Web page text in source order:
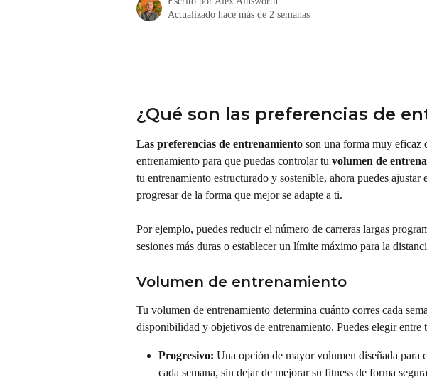
Actualizado hace más de 2 semanas
¿Qué son las preferencias de
Las preferencias de entrenamiento son una forma muy eficaz
entrenamiento para que puedas controlar tu volumen de
tu entrenamiento estructurado y sostenible, ahora puedes ajustar
progresar de la forma que mejor se adapte a ti.
Por ejemplo, puedes reducir el número de carreras largas
sesiones más duras o establecer un límite máximo para la
Volumen de entrenamiento
Tu volumen de entrenamiento determina cuánto corres cada
disponibilidad y objetivos de entrenamiento. Puedes elegir entre
Progresivo: Una opción de mayor volumen diseñada para
cada semana, sin dejar de mejorar su fitness de forma